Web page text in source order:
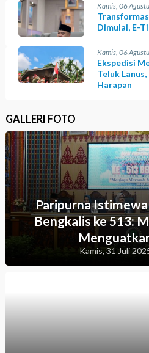
Kamis, 06
Dimulai, E-
Kamis, 06
Ekspedisi
Teluk
Harapan
GALLERI FOTO
Paripurna
Bengkalis ke 513:
Kamis, 31 Juli